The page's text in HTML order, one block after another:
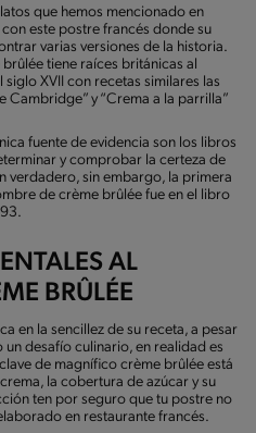
que hemos mencionado en
este postre francés donde su
varias versiones de la historia.
tiene raíces británicas al
XVII con recetas similares las
Cambridge” y “Crema a la parrilla”
fuente de evidencia son los libros
y comprobar la certeza de
verdadero, sin embargo, la primera
de crème brûlée fue en el libro
AL
BRÛLÉE
en la sencillez de su receta, a pesar
desafío culinario, en realidad es
de magnífico crème brûlée está
la cobertura de azúcar y su
ten por seguro que tu postre no
en restaurante francés.